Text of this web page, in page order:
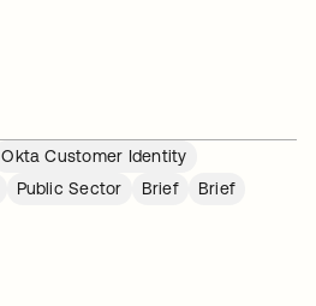
Okta Customer Identity
Public Sector Brief Brief